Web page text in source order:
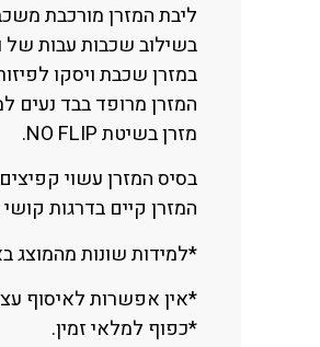
ליבת המזרן מורכבת
בשילוב שכבות עבות של
במזרן שכבת ויסקו לפיזור
המזרן מרופד בבד נעים
מזרן בשיטת NO FLIP.
בסיס המזרן עשוי
המזרן קיים בדרגות
*למידות שונות
*אין אפשרות לאיסוף
*כפוף למלאי זמין.